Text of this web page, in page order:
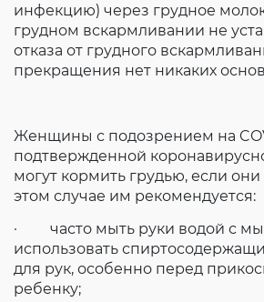
инфекцию) через грудное
грудном вскармливании не
отказа от грудного
прекращения нет никаких
Женщины с подозрением на
подтвержденной
могут кормить грудью, если они
этом случае им рекомендуется:
· часто мыть руки водой с
использовать
для рук, особенно перед
ребенку;